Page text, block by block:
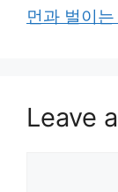
먼과 벌이
Leave